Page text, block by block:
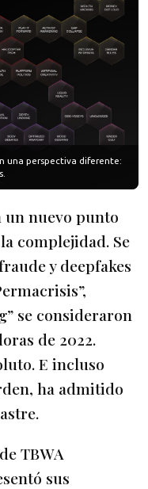
una perspectiva diferente:
un nuevo punto
complejidad. Se
y deepfakes
se consideraron
de 2022.
E incluso
ha admitido
TBWA
sus